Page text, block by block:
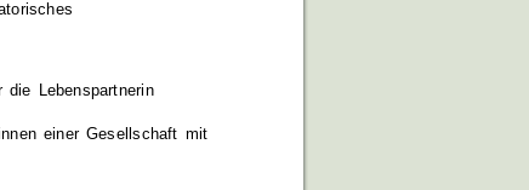
die Lebenspartnerin
einer Gesellschaft mit